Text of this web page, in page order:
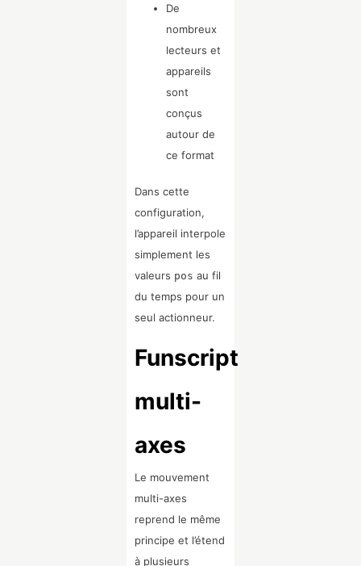
De
nombreux
lecteurs et
appareils
sont
conçus
autour de
ce format
Dans cette
configuration,
l’appareil interpole
simplement les
valeurs pos au fil
du temps pour un
seul actionneur.
Funscript
multi-
axes
Le mouvement
multi-axes
reprend le même
principe et l’étend
à plusieurs